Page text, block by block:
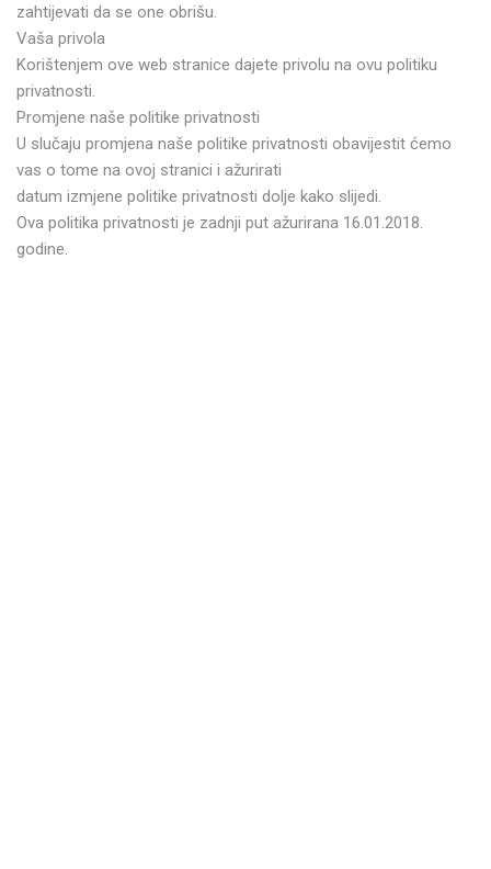
zahtijevati da se one obrišu.
Vaša privola
Korištenjem ove web stranice dajete privolu na ovu politiku
privatnosti.
Promjene naše politike privatnosti
U slučaju promjena naše politike privatnosti obavijestit ćemo
vas o tome na ovoj stranici i ažurirati
datum izmjene politike privatnosti dolje kako slijedi.
Ova politika privatnosti je zadnji put ažurirana 16.01.2018.
godine.